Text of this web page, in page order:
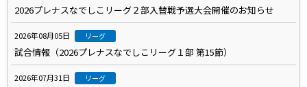
2026プレナスなでしこリーグ２部入替戦予選大会開催のお知らせ
2026年08月05日 リーグ
試合情報（2026プレナスなでしこリーグ１部 第15節）
2026年07月31日 リーグ